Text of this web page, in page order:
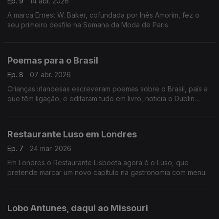
A marca Ernest W. Baker, cofundada por Inês Amorim, fez o
seu primeiro desfile na Semana da Moda de Paris.
Poemas para o Brasil
Ep. 8
07 abr. 2026
Crianças irlandesas escreveram poemas sobre o Brasil, país a
que têm ligação, e editaram tudo em livro, noticia o Dublin
Restaurante Luso em Londres
Ep. 7
24 mar. 2026
Em Londres o Restaurante Lisboeta agora é o Luso, que
pretende marcar um novo capítulo na gastronomia com menu
Lobo Antunes, daqui ao Missouri